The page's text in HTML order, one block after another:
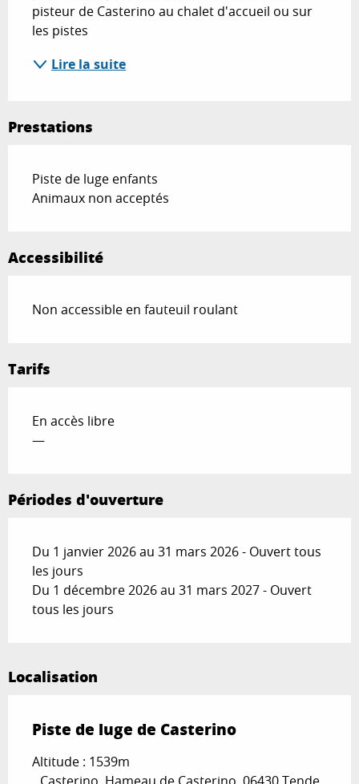
pisteur de Casterino au chalet d'accueil ou sur
les pistes
Lire la suite
Prestations
Piste de luge enfants
Animaux non acceptés
Accessibilité
Non accessible en fauteuil roulant
Tarifs
En accès libre
—
Périodes d'ouverture
Du 1 janvier 2026 au 31 mars 2026 - Ouvert tous
les jours
Du 1 décembre 2026 au 31 mars 2027 - Ouvert
tous les jours
Localisation
Piste de luge de Casterino
Altitude : 1539m